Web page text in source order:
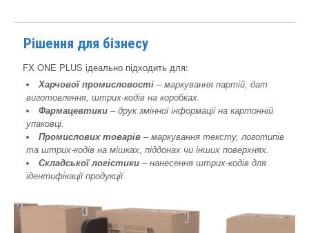
Рішення для бізнесу
FX ONE PLUS ідеально підходить для:
Харчової промисловості– маркування партій, дат
виготовлення, штрих-кодів на коробках.
Фармацевтики– друк змінної інформації на картонній
упаковці.
Промислових товарів– маркування тексту, логотипів
та штрих-кодів на мішках, піддонах чи інших поверхнях.
Складської логістики– нанесення штрих-кодів для
ідентифікації продукції.